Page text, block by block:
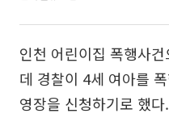
인천 어린이집 폭행사
데 경찰이 4세 여아를
영장을 신청하기로 했다.